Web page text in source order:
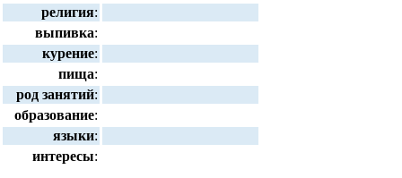
религия:
выпивка:
курение:
пища:
род занятий:
образование:
языки:
интересы: